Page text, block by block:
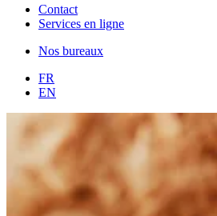
Contact
Services en ligne
Nos bureaux
FR
EN